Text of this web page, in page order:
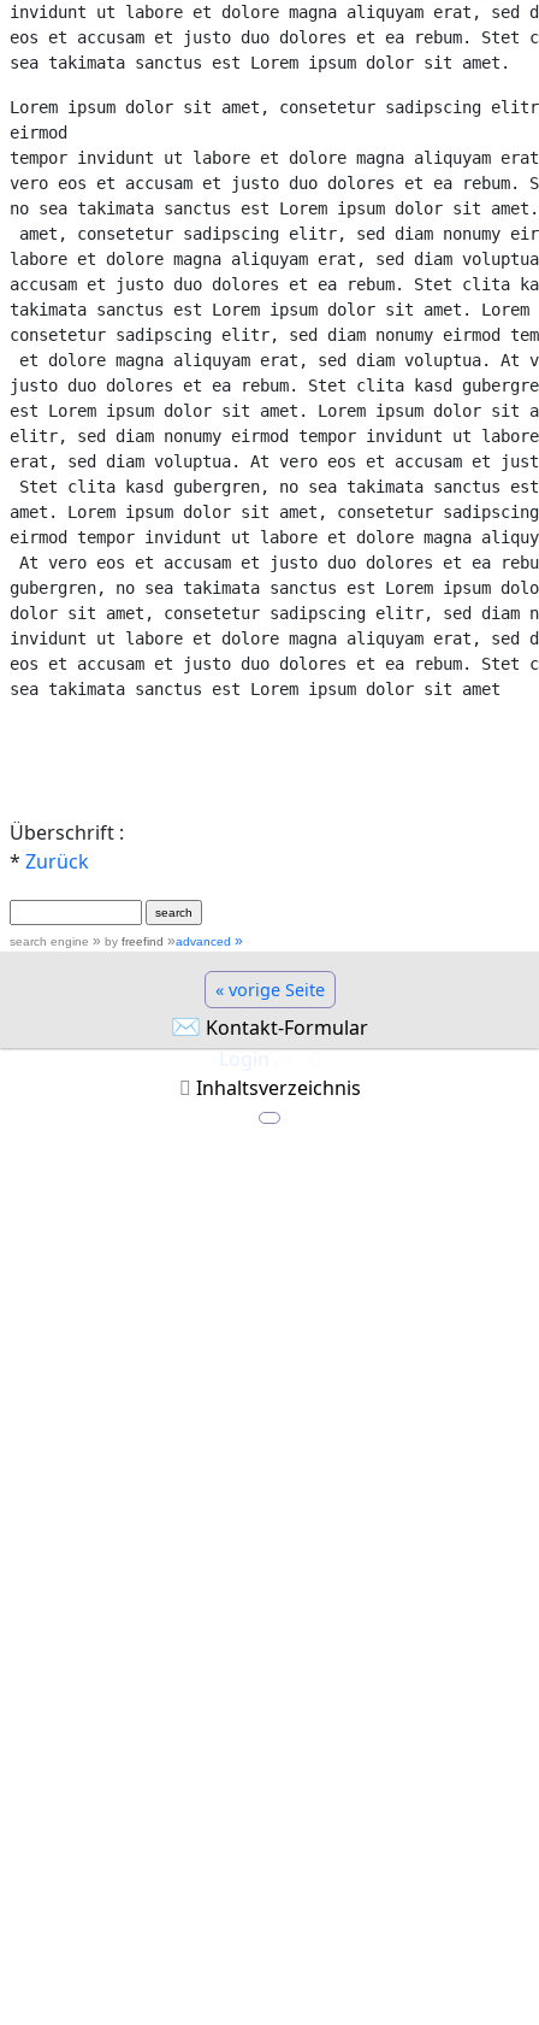
invidunt ut labore et dolore magna aliquyam erat, sed
eos et accusam et justo duo dolores et ea rebum.
sea takimata sanctus est Lorem ipsum dolor sit amet.
Lorem ipsum dolor sit amet, consetetur sadipscing
eirmod
tempor invidunt ut labore et dolore magna aliquyam
vero eos et accusam et justo duo dolores et ea
no sea takimata sanctus est Lorem ipsum dolor sit
amet, consetetur sadipscing elitr, sed diam nonumy
labore et dolore magna aliquyam erat, sed diam
accusam et justo duo dolores et ea rebum. Stet clita
takimata sanctus est Lorem ipsum dolor sit amet.
consetetur sadipscing elitr, sed diam nonumy eirmod
et dolore magna aliquyam erat, sed diam voluptua. At
justo duo dolores et ea rebum. Stet clita kasd
est Lorem ipsum dolor sit amet. Lorem ipsum dolor sit
elitr, sed diam nonumy eirmod tempor invidunt ut
erat, sed diam voluptua. At vero eos et accusam et
Stet clita kasd gubergren, no sea takimata sanctus
amet. Lorem ipsum dolor sit amet, consetetur
eirmod tempor invidunt ut labore et dolore magna
At vero eos et accusam et justo duo dolores et ea
gubergren, no sea takimata sanctus est Lorem ipsum
dolor sit amet, consetetur sadipscing elitr, sed diam
invidunt ut labore et dolore magna aliquyam erat, sed
eos et accusam et justo duo dolores et ea rebum.
sea takimata sanctus est Lorem ipsum dolor sit amet
Überschrift :
* Zurück
search engine by freefind advanced
« vorige Seite
✉ Kontakt-Formular
LoginVo-: 0
Inhaltsverzeichnis